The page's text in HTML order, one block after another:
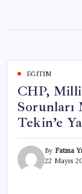
content
EĞITIM
CHP,
Sorunları
Tekin’e
By Fatma
22 Mayıs